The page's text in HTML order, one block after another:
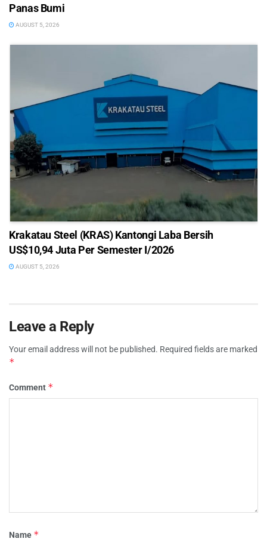
Panas Bumi
AUGUST 5, 2026
Krakatau Steel (KRAS) Kantongi Laba Bersih
US$10,94 Juta Per Semester I/2026
AUGUST 5, 2026
Leave a Reply
Your email address will not be published. Required fields are marked
*
Comment *
Name *